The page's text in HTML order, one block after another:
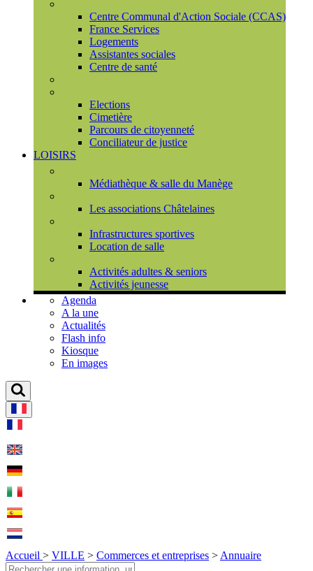
Centre Communal d'Action Sociale (CCAS)
France Services
Logements
Assistantes sociales
Centre de santé
Elections
Cimetière
Parcours de citoyenneté
Conciliateur de justice
LOISIRS
Médiathèque & salle du Manège
Les associations Châtelaines
Infrastructures sportives
Location de salle
Activités adultes & seniors
Activités jeunesse
Agenda
A la une
Actualités
Flash info
Kiosque
En images
Accueil > VILLE > Commerces et entreprises > Annuaire